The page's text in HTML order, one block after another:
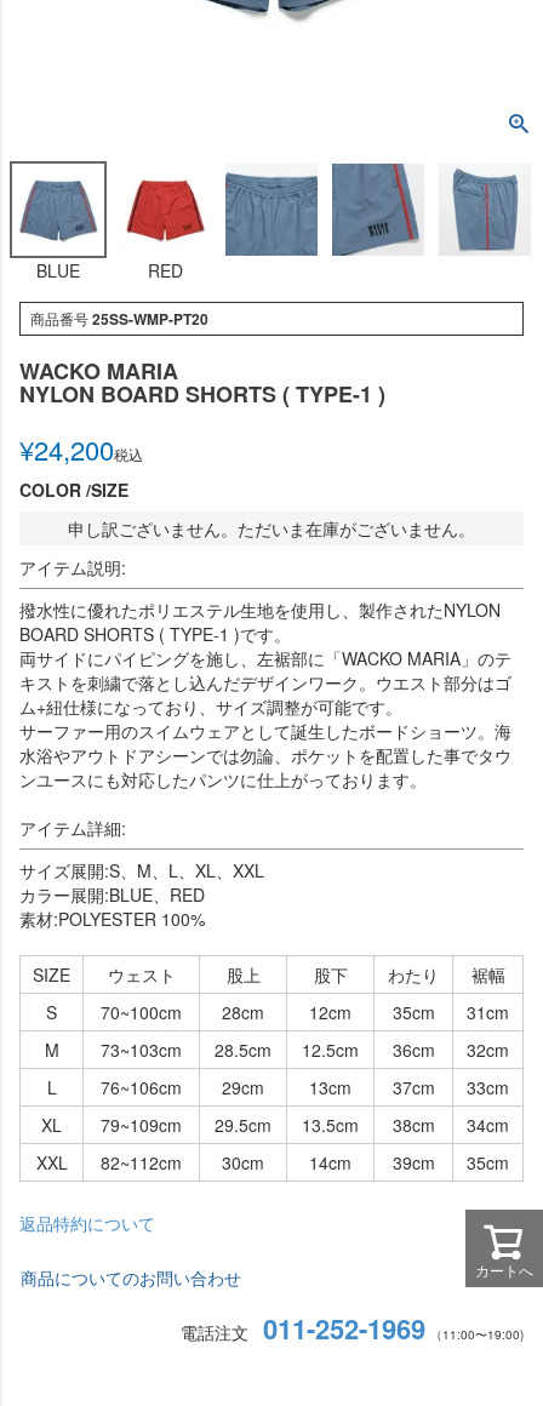
BLUE RED
商品番号25SS-WMP-PT20
WACKO MARIA
NYLON BOARD SHORTS ( TYPE-1 )
¥24,200税込
COLOR SIZE
申し訳ございません。ただいま在庫がございません。
アイテム説明:
撥水性に優れたポリエステル生地を使用し、製作されたNYLON
BOARD SHORTS ( TYPE-1 )です。
両サイドにパイピングを施し、左裾部に「WACKO MARIA」のテ
キストを刺繍で落とし込んだデザインワーク。ウエスト部分はゴ
ム+紐仕様になっており、サイズ調整が可能です。
サーファー用のスイムウェアとして誕生したボードショーツ。海
水浴やアウトドアシーンでは勿論、ポケットを配置した事でタウ
ンユースにも対応したパンツに仕上がっております。
アイテム詳細:
サイズ展開:S、M、L、XL、XXL
カラー展開:BLUE、RED
素材:POLYESTER 100%
SIZE ウェスト 股上 股下 わたり
裾幅
S
70~100cm 28cm 12cm 35cm
31cm
M
73~103cm 28.5cm 12.5cm 36cm
32cm
L
76~106cm 29cm 13cm 37cm
33cm
XL
79~109cm 29.5cm 13.5cm 38cm
34cm
XXL
82~112cm 30cm 14cm 39cm 35cm
返品特約について
商品についてのお問い合わせ
電話注文 011-252-1969 （11:00〜19:00)
カートへ